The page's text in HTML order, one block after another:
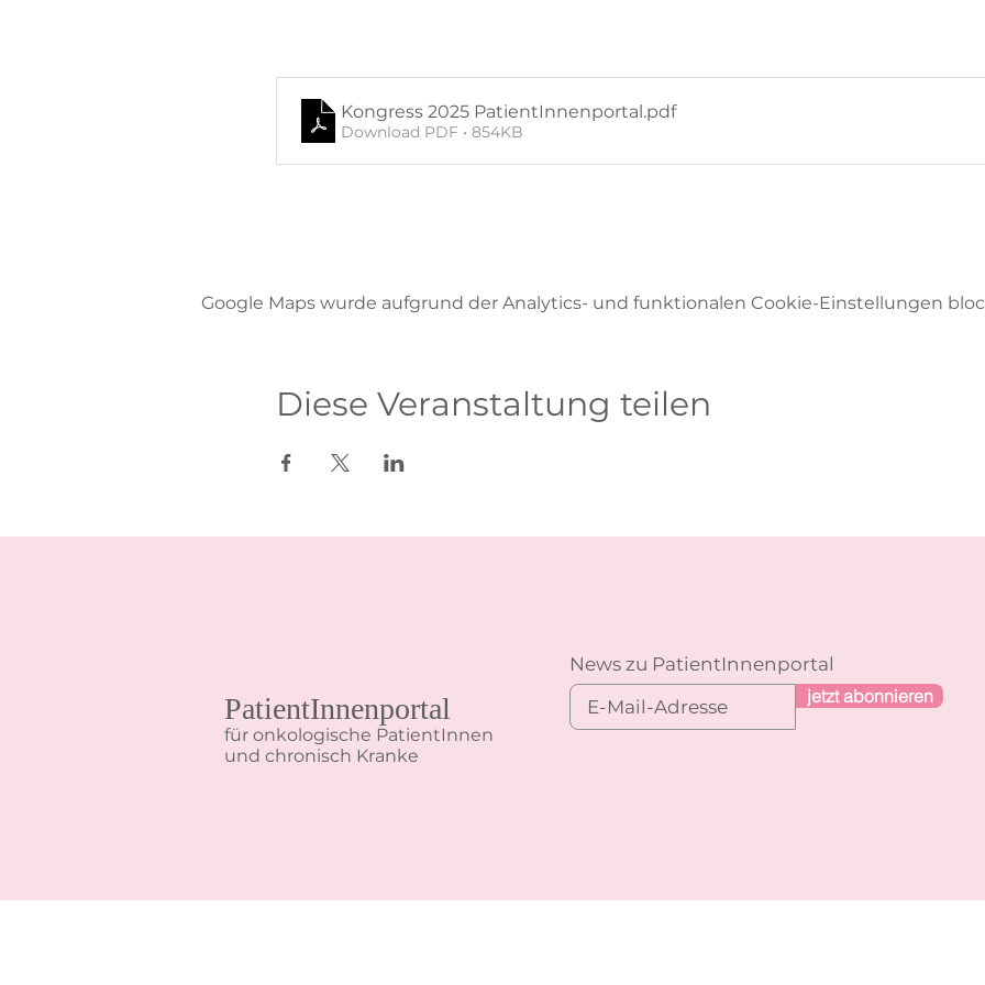
Kongress 2025 PatientInnenportal.pdf
Download PDF • 854KB
Google Maps wurde aufgrund der Analytics- und funktionalen Cookie-Einstellungen
Diese Veranstaltung teilen
PatientInnenportal
für onkologische PatientInnen
und chronisch Kranke
News zu PatientInnenportal
jetzt abonnieren